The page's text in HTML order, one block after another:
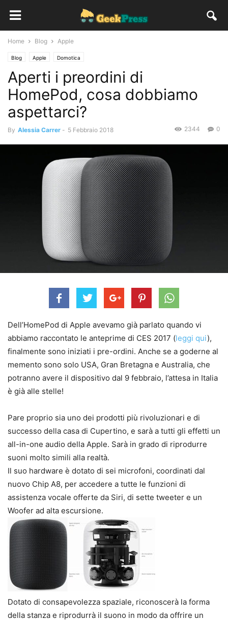
Home Blog Apple
Blog Apple Domotica
Aperti i preordini di
HomePod, cosa dobbiamo
aspettarci?
By Alessia Carrer - 5 Febbraio 2018 0
2344
Dell’HomePod di Apple avevamo già parlato quando vi
abbiamo raccontato le anteprime di CES 2017 (leggi qui),
finalmente sono iniziati i pre-ordini. Anche se a goderne al
memento sono solo USA, Gran Bretagna e Australia, che
potranno avere il dispositivo dal 9 febbraio, l’attesa in Italia
è già alle stelle!
Pare proprio sia uno dei prodotti più rivoluzionari e di
successo della casa di Cupertino, e sarà a tutti gli effetti un
all-in-one audio della Apple. Sarà in grado di riprodurre
suoni molto simili alla realtà.
Il suo hardware è dotato di sei microfoni, coordinati dal
nuovo Chip A8, per accedere a tutte le funzioni di
assistenza vocale offerte da Siri, di sette tweeter e un
Woofer ad alta escursione.
Dotato di consapevolezza spaziale, riconoscerà la forma
della stanza e riprodurrà il suono in modo da offrire un